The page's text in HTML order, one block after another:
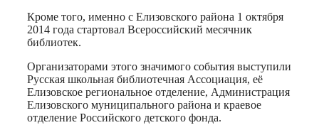
Кроме того, именно с Елизовского района 1 октября
2014 года стартовал Всероссийский месячник
библиотек.
Организаторами этого значимого события выступили
Русская школьная библиотечная Ассоциация, её
Елизовское региональное отделение, Администрация
Елизовского муниципального района и краевое
отделение Российского детского фонда.